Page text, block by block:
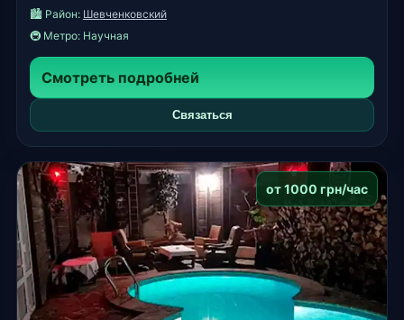
🏙️ Район: Шевченковский
🚇 Метро: Научная
Смотреть подробней
Связаться
от 1000 грн/час